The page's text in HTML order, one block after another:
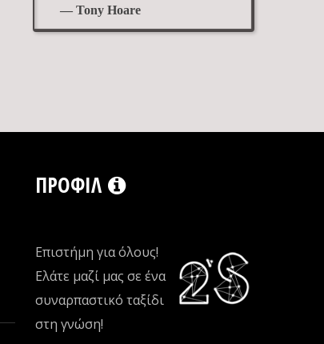
— Tony Hoare
ΠΡΟΦΊΛ
Επιστήμη για όλους!
Ελάτε μαζί μας σε ένα
συναρπαστικό ταξίδι
στη γνώση!